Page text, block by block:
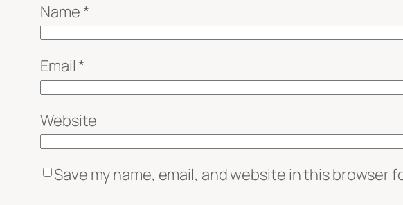
Name *
Email *
Website
Save my name, email, and website in this browser